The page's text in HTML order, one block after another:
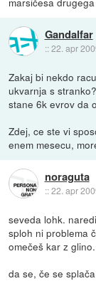
Gandalfar
::22. apr
Zakaj bi nekdo
ukvarnja s
stane 6k evrov da
Zdej, ce ste vi
enem mesecu,
noraguta
::22. apr
seveda lohk.
sploh ni problema
omečeš kar z glino.
da se, če se